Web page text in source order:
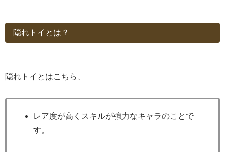
隠れトイとは？
隠れトイとはこちら、
レア度が高くスキルが強力なキャラのことで
す。